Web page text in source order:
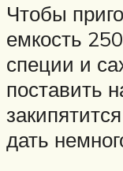
Чтобы
емкость
специи и
поставить
дать